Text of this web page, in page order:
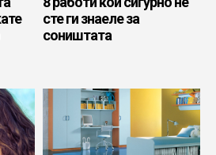
сте ги знаеле за
соништата